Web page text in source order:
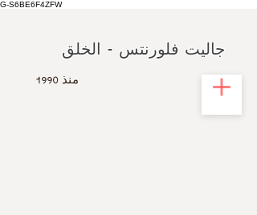
G-S6BE6F4ZFW
منذ 1990